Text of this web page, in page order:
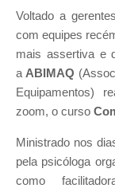
Voltado a
com equipes
mais assertiva e
a ABIMAQ
Equipamentos)
zoom, o curso
Ministrado nos
pela psicóloga
como